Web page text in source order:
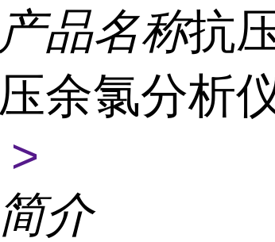
产品名称抗
压余氯分析
>
简介